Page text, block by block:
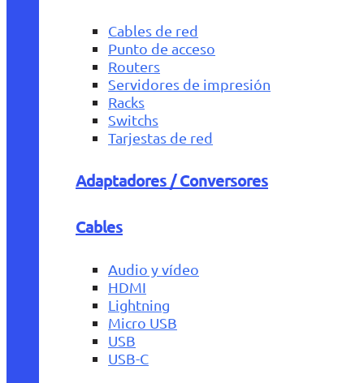
Cables de red
Punto de acceso
Routers
Servidores de impresión
Racks
Switchs
Tarjestas de red
Adaptadores / Conversores
Cables
Audio y vídeo
HDMI
Lightning
Micro USB
USB
USB-C